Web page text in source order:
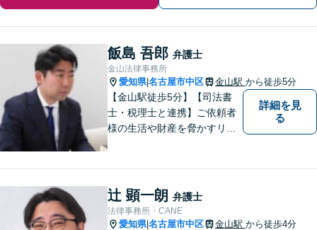
飯島 吾郎 弁護士
金山法律事務所
愛知県|名古屋市中区 金山駅 から徒歩5分
【金山駅徒歩5分】【司法書
士・税理士と連携】ご依頼者
様の生活や財産を脅かすリス
問題／不動産問題など幅広く
対応します。【地域に根差し
た弁護士】お気軽にご相談く
詳細を見
る
辻 顕一朗 弁護士
法律事務所・CANE
愛知県|名古屋市中区 金山駅 から徒歩4分